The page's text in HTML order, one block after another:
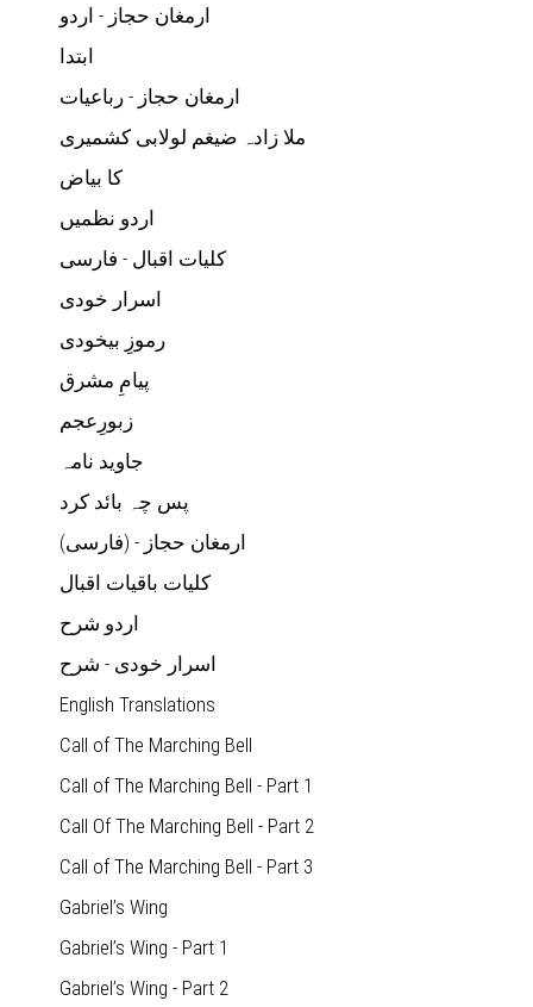
ارمغان حجاز - اردو
ابتدا
ارمغان حجاز - رباعیات
ملا زادہ ضیغم لولابی کشمیری
کا بیاض
اردو نظمیں
کلیات اقبال - فارسی
اسرار خودی
رموزِ بیخودی
پیامِ مشرق
زبورِعجم
جاوید نامہ
پس چہ بائد کرد
(ارمغان حجاز - (فارسی
کلیات باقیات اقبال
اردو شرح
اسرار خودی - شرح
English Translations
Call of The Marching Bell
Call of The Marching Bell - Part 1
Call Of The Marching Bell - Part 2
Call of The Marching Bell - Part 3
Gabriel’s Wing
Gabriel’s Wing - Part 1
Gabriel’s Wing - Part 2